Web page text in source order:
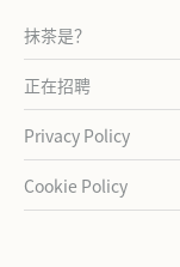
抹茶是？
正在招聘
Privacy Policy
Cookie Policy